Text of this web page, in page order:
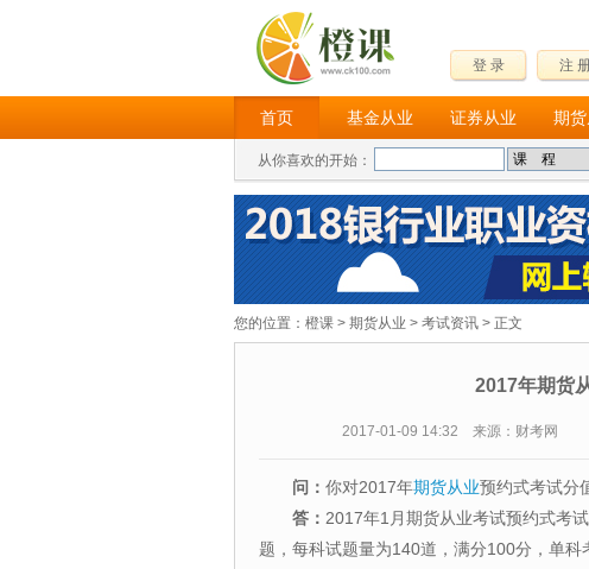
登 录 注
首页 基金从业 证券从业 期
从你喜欢的开始：
您的位置： 橙课 > 期货从业 > 考试资讯 > 正文
2017年期货
2017-01-09 14:32 来源：财考网
问： 你对2017年期货从业预约式考试分
答： 2017年1月期货从业考试预约式考
题，每科试题量为140道，满分100分，单